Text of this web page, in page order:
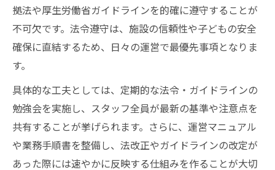
拠法や厚生労働省ガイドラインを的確に遵守することが
不可欠です。法令遵守は、施設の信頼性や子どもの安全
確保に直結するため、日々の運営で最優先事項となりま
す。
具体的な工夫としては、定期的な法令・ガイドラインの
勉強会を実施し、スタッフ全員が最新の基準や注意点を
共有することが挙げられます。さらに、運営マニュアル
や業務手順書を整備し、法改正やガイドラインの改定が
あった際には速やかに反映する仕組みを作ることが大切